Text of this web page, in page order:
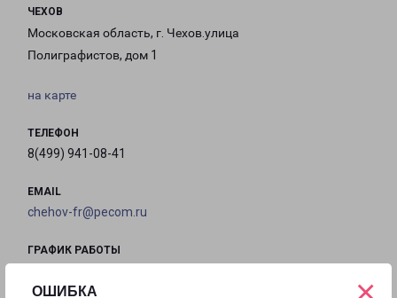
ОШИБКА
ЧЕХОВ
Московская область, г. Чехов.улица
Полиграфистов, дом 1
на карте
ТЕЛЕФОН
8(499) 941-08-41
EMAIL
chehov-fr@pecom.ru
ГРАФИК РАБОТЫ